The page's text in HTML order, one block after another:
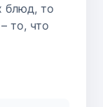
блюд, то
то, что